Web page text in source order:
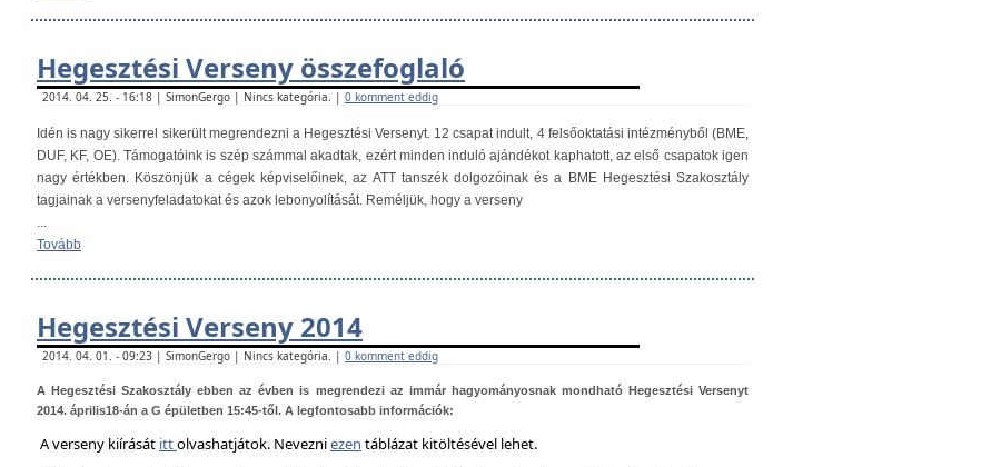
Hegesztési Verseny összefoglaló
2014. 04. 25. - 16:18 | SimonGergo | Nincs kategória. | 0 komment eddig
Idén is nagy sikerrel sikerült megrendezni a Hegesztési Versenyt. 12 csapat indult, 4 felsőoktatási intézményből (BME,
DUF, KF, OE). Támogatóink is szép számmal akadtak, ezért minden induló ajándékot kaphatott, az első csapatok igen
nagy értékben. Köszönjük a cégek képviselőinek, az ATT tanszék dolgozóinak és a BME Hegesztési Szakosztály
tagjainak a versenyfeladatokat és azok lebonyolítását. Reméljük, hogy a verseny
...
Tovább
Hegesztési Verseny 2014
2014. 04. 01. - 09:23 | SimonGergo | Nincs kategória. | 0 komment eddig
A Hegesztési Szakosztály ebben az évben is megrendezi az immár hagyományosnak mondható Hegesztési Versenyt
2014. április18-án a G épületben 15:45-től. A legfontosabb információk:
A verseny kiírását ittolvashatjátok. Nevezniezen táblázat kitöltésével lehet.